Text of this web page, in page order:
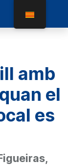
amb
el
es